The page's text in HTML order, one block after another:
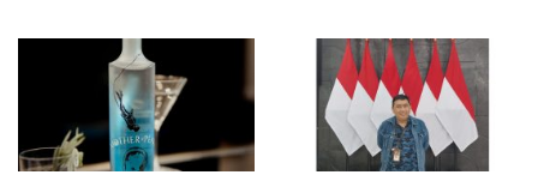
Komprehensif di Jagakarsa